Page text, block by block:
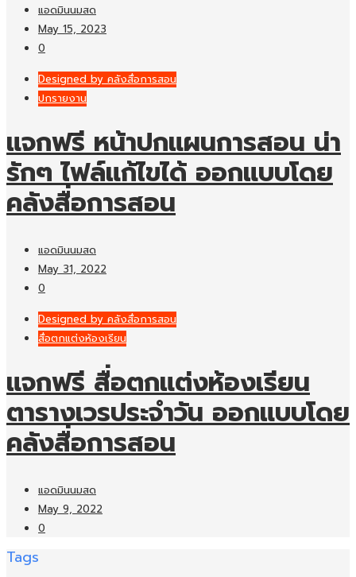
แอดมินนมสด
May 15, 2023
0
Designed by คลังสื่อการสอน
ปกรายงาน
แจกฟรี หน้าปกแผนการสอน น่า
รักๆ ไฟล์แก้ไขได้ ออกแบบโดย
คลังสื่อการสอน
แอดมินนมสด
May 31, 2022
0
Designed by คลังสื่อการสอน
สื่อตกแต่งห้องเรียน
แจกฟรี สื่อตกแต่งห้องเรียน
ตารางเวรประจำวัน ออกแบบโดย
คลังสื่อการสอน
แอดมินนมสด
May 9, 2022
0
Tags